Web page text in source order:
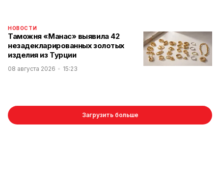
НОВОСТИ
Таможня «Манас» выявила 42
незадекларированных золотых
изделия из Турции
08 августа 2026 15:23
Загрузить больше